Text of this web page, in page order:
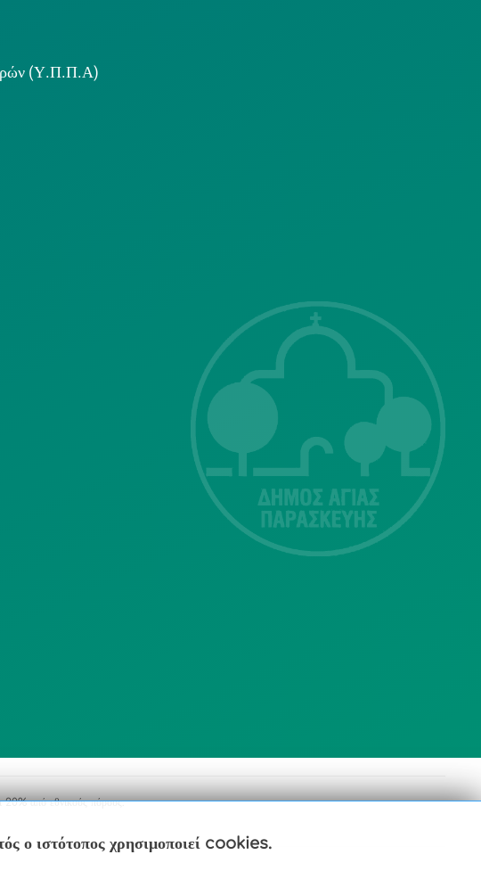
(Υ.Π.Π.Α)
415-417
Τ.Κ.15343
Αγία Παρασκευή
213 2004500
20% από εθνικούς πόρους.
ο ιστότοπος χρησιμοποιεί cookies.